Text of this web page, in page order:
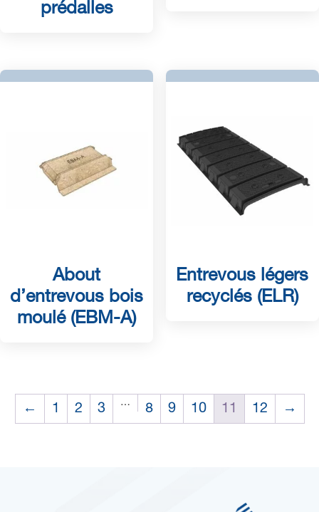
prédalles
About
d’entrevous bois
moulé (EBM-A)
Entrevous légers
recyclés (ELR)
← 1 2 3 … 8 9 10 11 12 →